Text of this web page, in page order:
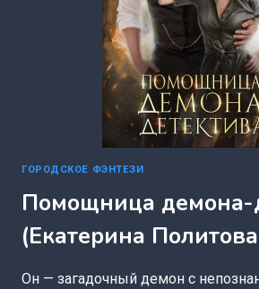
ГОРОДСКОЕ ФЭНТЕЗИ
Помощница демона-
(Екатерина
Он — загадочный демон с